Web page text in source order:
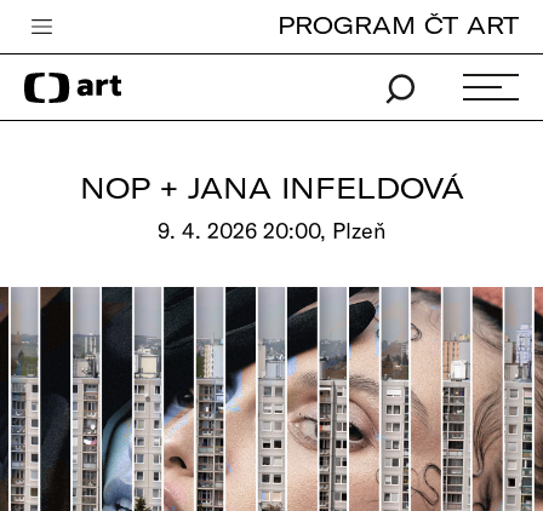
Česká televize
Zpravodajství
Pro děti
edu
Vše o ČT
PROGRAM ČT ART
NOP + JANA INFELDOVÁ
9. 4. 2026 20:00, Plzeň